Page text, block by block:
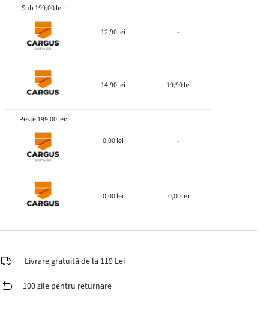
Sub 199,00 lei:
12,90 lei -
14,90 lei 19,90 lei
Peste 199,00 lei:
0,00 lei -
0,00 lei 0,00 lei
Livrare gratuită de la 119 Lei
100 zile pentru returnare